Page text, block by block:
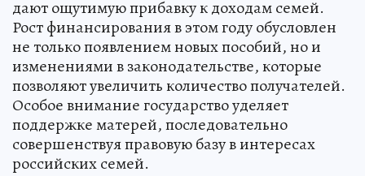
дают ощутимую прибавку к доходам семей.
Рост финансирования в этом году обусловлен
не только появлением новых пособий, но и
изменениями в законодательстве, которые
позволяют увеличить количество получателей.
Особое внимание государство уделяет
поддержке матерей, последовательно
совершенствуя правовую базу в интересах
российских семей.